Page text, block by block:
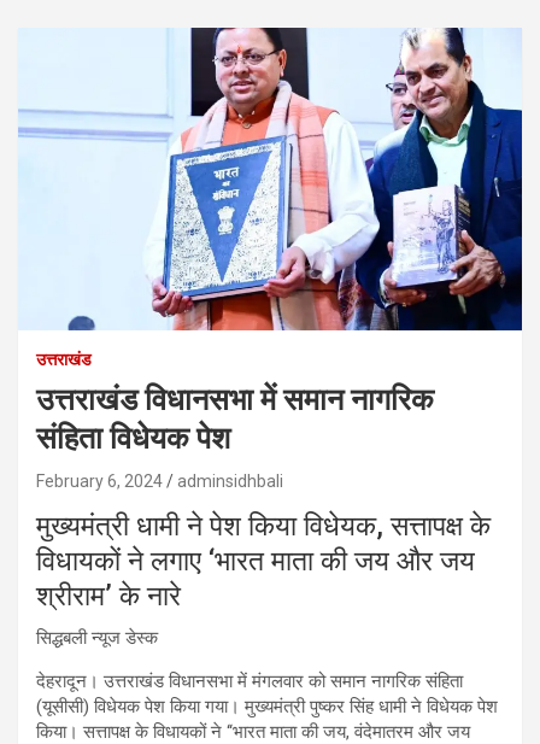
उत्तराखंड
उत्तराखंड विधानसभा में समान नागरिक
संहिता विधेयक पेश
February 6, 2024 adminsidhbali
मुख्यमंत्री धामी ने पेश किया विधेयक, सत्तापक्ष के
विधायकों ने लगाए ‘भारत माता की जय और जय
श्रीराम’ के नारे
सिद्धबली न्यूज डेस्क
देहरादून। उत्तराखंड विधानसभा में मंगलवार को समान नागरिक संहिता
(यूसीसी) विधेयक पेश किया गया। मुख्यमंत्री पुष्कर सिंह धामी ने विधेयक पेश
किया। सत्तापक्ष के विधायकों ने ‘‘भारत माता की जय, वंदेमातरम और जय